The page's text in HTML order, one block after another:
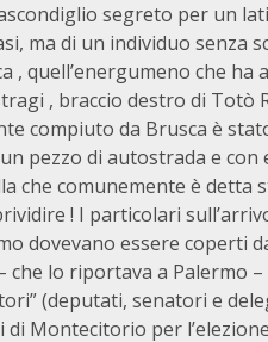
segreto per un
ma di un individuo senza
, quell’energumeno che ha
, braccio destro di Totò
compiuto da Brusca è
pezzo di autostrada e con
che comunemente è detta
! I particolari
dovevano essere coperti
che lo riportava a Palermo
(deputati, senatori e
Montecitorio per